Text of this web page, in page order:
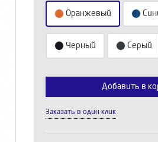
Оранжевый
Черный Серый
Выберите
Добавить в
Заказать в один клик